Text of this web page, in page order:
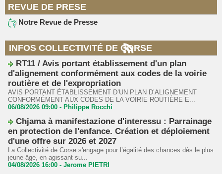
REVUE DE PRESE
Notre Revue de Presse
INFOS COLLECTIVITÉ DE CORSE
RT11 / Avis portant établissement d'un plan
d'alignement conformément aux codes de la voirie
routière et de l'expropriation
AVIS PORTANT ÉTABLISSEMENT D’UN PLAN D’ALIGNEMENT
CONFORMÉMENT AUX CODES DE LA VOIRIE ROUTIÈRE E...
06/08/2026 09:00 - Philippe Rocchi
Chjama à manifestazione d'interessu : Parrainage
en protection de l'enfance. Création et déploiement
d'une offre sur 2026 et 2027
La Collectivité de Corse s'engage pour l’égalité des chances dès le plus
jeune âge, en agissant su...
04/08/2026 16:00 - Jerome PIETRI